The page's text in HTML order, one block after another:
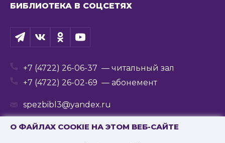
О ФАЙЛАХ COOKIE НА ЭТОМ ВЕБ-САЙТЕ
БИБЛИОТЕКА В СОЦСЕТЯХ
+7 (4722) 26-06-37 — читальный зал
+7 (4722) 26-02-69 — абонемент
spezbibl3@yandex.ru